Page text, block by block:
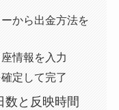
から出金方法を
情報を入力
定して完了
数と反映時間